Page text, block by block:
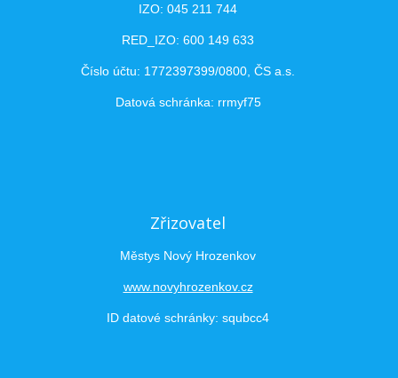
IZO: 045 211 744
RED_IZO: 600 149 633
Číslo účtu: 1772397399/0800, ČS a.s.
Datová schránka: rrmyf75
Zřizovatel
Městys Nový Hrozenkov
www.novyhrozenkov.cz
ID datové schránky: squbcc4